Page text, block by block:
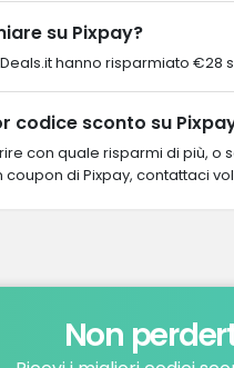
su Pixpay?
hanno risparmiato €28
codice sconto su
con quale risparmi di più,
coupon di Pixpay, contattaci
Non